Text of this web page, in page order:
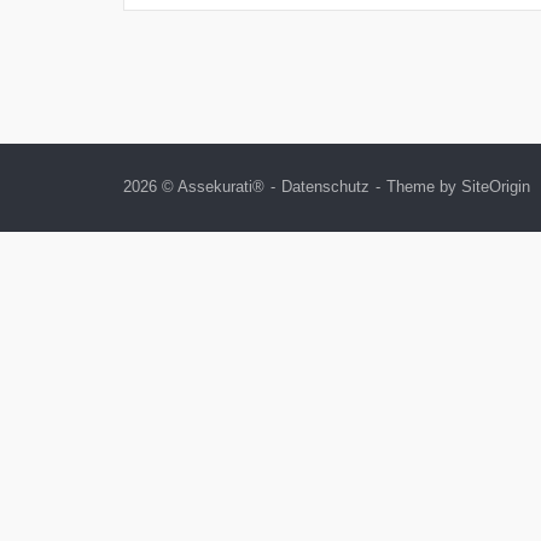
2026 © Assekurati® Datenschutz Theme by SiteOrigin